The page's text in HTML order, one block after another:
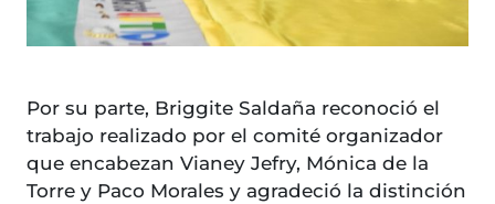
Por su parte, Briggite Saldaña reconoció el
trabajo realizado por el comité organizador
que encabezan Vianey Jefry, Mónica de la
Torre y Paco Morales y agradeció la distinción